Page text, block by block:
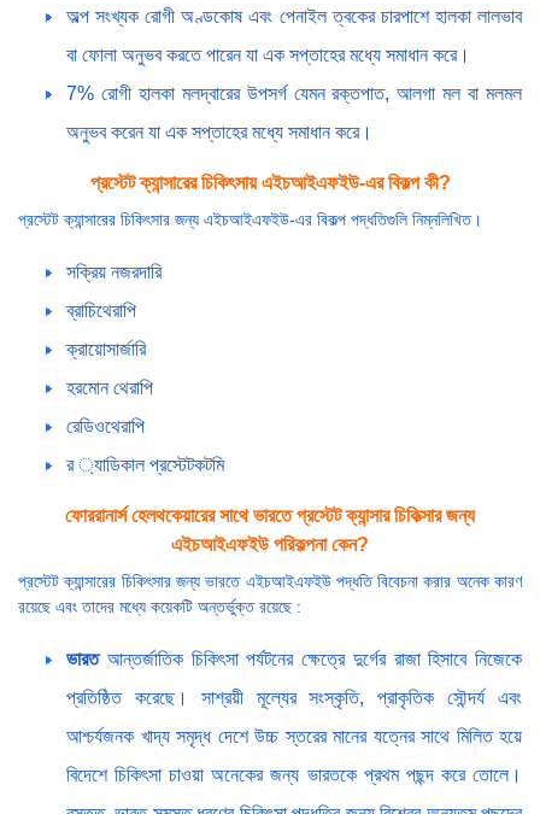
অল্প সংখ্যক রোগী অণ্ডকোষ এবং পেনাইল ত্বকের চারপাশে হালকা লালভাব
বা ফোলা অনুভব করতে পারেন যা এক সপ্তাহের মধ্যে সমাধান করে।
7% রোগী হালকা মলদ্বারের উপসর্গ যেমন রক্তপাত, আলগা মল বা মলমল
অনুভব করেন যা এক সপ্তাহের মধ্যে সমাধান করে।
প্রস্টেট ক্যান্সারের চিকিৎসায় এইচআইএফইউ-এর বিকল্প কী?
প্রস্টেট ক্যান্সারের চিকিৎসার জন্য এইচআইএফইউ-এর বিকল্প পদ্ধতিগুলি নিম্নলিখিত।
সক্রিয় নজরদারি
ব্রাচিথেরাপি
ক্রায়োসার্জারি
হরমোন থেরাপি
রেডিওথেরাপি
র ্যাডিকাল প্রস্টেটকটমি
ফোররানার্স হেলথকেয়ারের সাথে ভারতে প্রস্টেট ক্যান্সার চিকিত্সার জন্য
এইচআইএফইউ পরিকল্পনা কেন?
প্রস্টেট ক্যান্সারের চিকিৎসার জন্য ভারতে এইচআইএফইউ পদ্ধতি বিবেচনা করার অনেক কারণ
রয়েছে এবং তাদের মধ্যে কয়েকটি অন্তর্ভুক্ত রয়েছে :
ভারতআন্তর্জাতিক চিকিৎসা পর্যটনের ক্ষেত্রে দুর্গের রাজা হিসাবে নিজেকে
প্রতিষ্ঠিত করেছে। সাশ্রয়ী মূল্যের সংস্কৃতি, প্রাকৃতিক সৌন্দর্য এবং
আশ্চর্যজনক খাদ্য সমৃদ্ধ দেশে উচ্চ স্তরের মানের যত্নের সাথে মিলিত হয়ে
বিদেশে চিকিৎসা চাওয়া অনেকের জন্য ভারতকে প্রথম পছন্দ করে তোলে।